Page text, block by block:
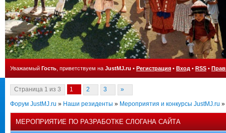
Уважаемый Гость , приветствуем на JustMJ.ru • Регистрация • Вход • RSS •
Страница 1 из 3 1 2 3 »
Форум JustMJ.ru » Наши резиденты » Мероприятия и конкурсы JustMJ.ru »
МЕРОПРИЯТИЕ ПО РАЗРАБОТКЕ СЛОГАНА САЙТА